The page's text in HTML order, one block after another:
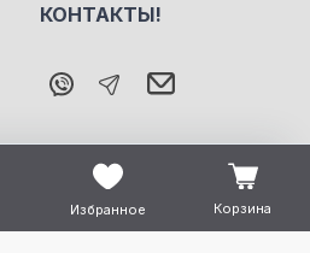
КОНТАКТЫ!
"m5" Copyright © 2026
Избранное Корзина